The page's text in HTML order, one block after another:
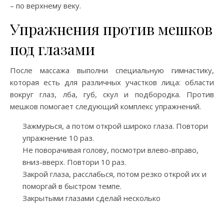
– по верхнему веку.
Упражнения против мешков
под глазами
После массажа выполни специальную гимнастику,
которая есть для различных участков лица: области
вокруг глаз, лба, губ, скул и подбородка. Против
мешков помогает следующий комплекс упражнений.
Зажмурься, а потом открой широко глаза. Повтори
упражнение 10 раз.
Не поворачивая голову, посмотри влево-вправо,
вниз-вверх. Повтори 10 раз.
Закрой глаза, расслабься, потом резко открой их и
поморгай в быстром темпе.
Закрытыми глазами сделай несколько